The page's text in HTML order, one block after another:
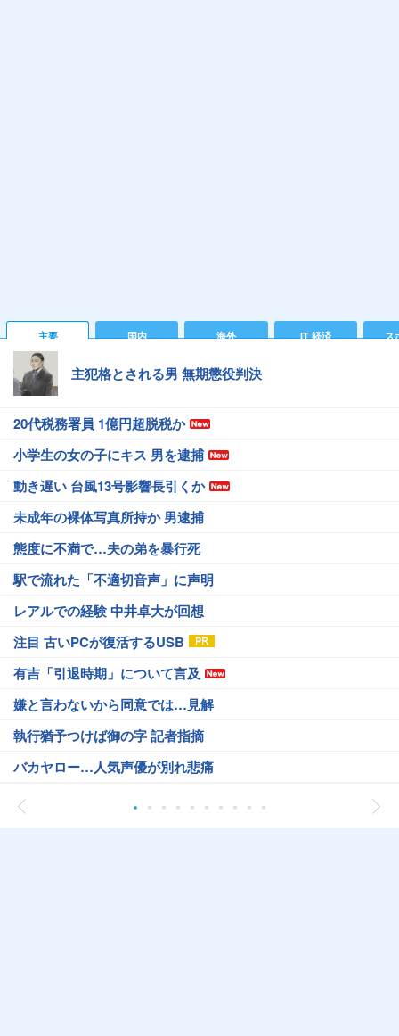
主要 国内 海外 IT 経済 ス
主犯格とされる男 無期懲役判決
20代税務署員 1億円超脱税か
小学生の女の子にキス 男を逮捕
動き遅い 台風13号影響長引くか
未成年の裸体写真所持か 男逮捕
態度に不満で…夫の弟を暴行死
駅で流れた「不適切音声」に声明
レアルでの経験 中井卓大が回想
注目 古いPCが復活するUSB
有吉「引退時期」について言及
嫌と言わないから同意では…見解
執行猶予つけば御の字 記者指摘
バカヤロー…人気声優が別れ悲痛